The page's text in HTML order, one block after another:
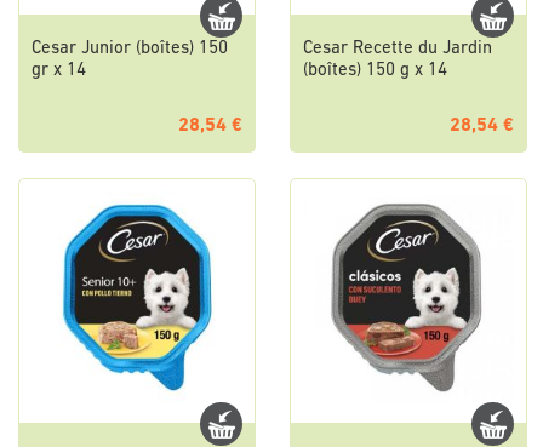
Cesar Junior (boîtes) 150
gr x 14
28,54 €
Cesar Recette du Jardin
(boîtes) 150 g x 14
28,54 €